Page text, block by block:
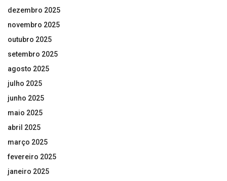
dezembro 2025
novembro 2025
outubro 2025
setembro 2025
agosto 2025
julho 2025
junho 2025
maio 2025
abril 2025
março 2025
fevereiro 2025
janeiro 2025